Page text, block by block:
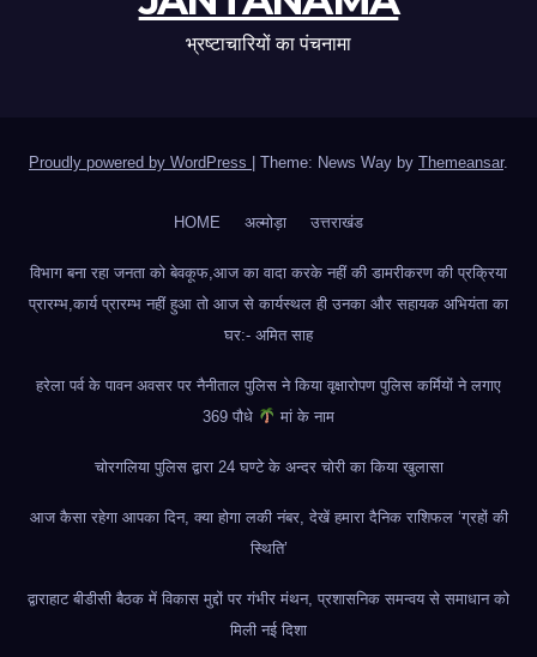
भ्रष्टाचारियों का पंचनामा
Proudly powered by WordPress | Theme: News Way by Themeansar.
HOME अल्मोड़ा उत्तराखंड
विभाग बना रहा जनता को बेवकूफ,आज का वादा करके नहीं की डामरीकरण की प्रक्रिया
प्रारम्भ,कार्य प्रारम्भ नहीं हुआ तो आज से कार्यस्थल ही उनका और सहायक अभियंता का
घर:- अमित साह
हरेला पर्व के पावन अवसर पर नैनीताल पुलिस ने किया वृक्षारोपण पुलिस कर्मियों ने लगाए
369 पौधे
मां के नाम
चोरगलिया पुलिस द्वारा 24 घण्टे के अन्दर चोरी का किया खुलासा
आज कैसा रहेगा आपका दिन, क्या होगा लकी नंबर, देखें हमारा दैनिक राशिफल ‘ग्रहों की
स्थिति’
द्वाराहाट बीडीसी बैठक में विकास मुद्दों पर गंभीर मंथन, प्रशासनिक समन्वय से समाधान को
मिली नई दिशा